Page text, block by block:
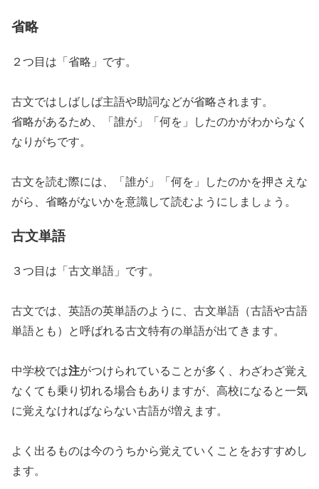
省略
２つ目は「省略」です。
古文ではしばしば主語や助詞などが省略されます。
省略があるため、「誰が」「何を」したのかがわからなく
なりがちです。
古文を読む際には、「誰が」「何を」したのかを押さえな
がら、省略がないかを意識して読むようにしましょう。
古文単語
３つ目は「古文単語」です。
古文では、英語の英単語のように、古文単語（古語や古語
単語とも）と呼ばれる古文特有の単語が出てきます。
中学校では注がつけられていることが多く、わざわざ覚え
なくても乗り切れる場合もありますが、高校になると一気
に覚えなければならない古語が増えます。
よく出るものは今のうちから覚えていくことをおすすめし
ます。